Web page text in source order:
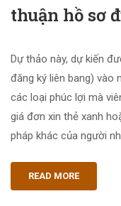
thuận hồ sơ
Dự thảo này, dự kiến
đăng ký liên bang) vào
các loại phúc lợi mà
giá đơn xin thẻ xanh
pháp khác của người
READ MORE